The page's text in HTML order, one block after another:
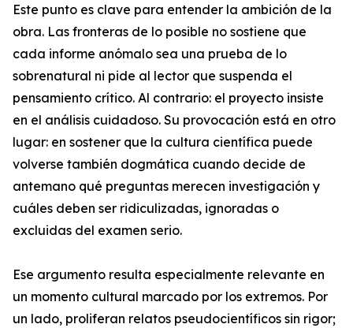
Este punto es clave para entender la ambición de la
obra. Las fronteras de lo posible no sostiene que
cada informe anómalo sea una prueba de lo
sobrenatural ni pide al lector que suspenda el
pensamiento crítico. Al contrario: el proyecto insiste
en el análisis cuidadoso. Su provocación está en otro
lugar: en sostener que la cultura científica puede
volverse también dogmática cuando decide de
antemano qué preguntas merecen investigación y
cuáles deben ser ridiculizadas, ignoradas o
excluidas del examen serio.
Ese argumento resulta especialmente relevante en
un momento cultural marcado por los extremos. Por
un lado, proliferan relatos pseudocientíficos sin rigor;